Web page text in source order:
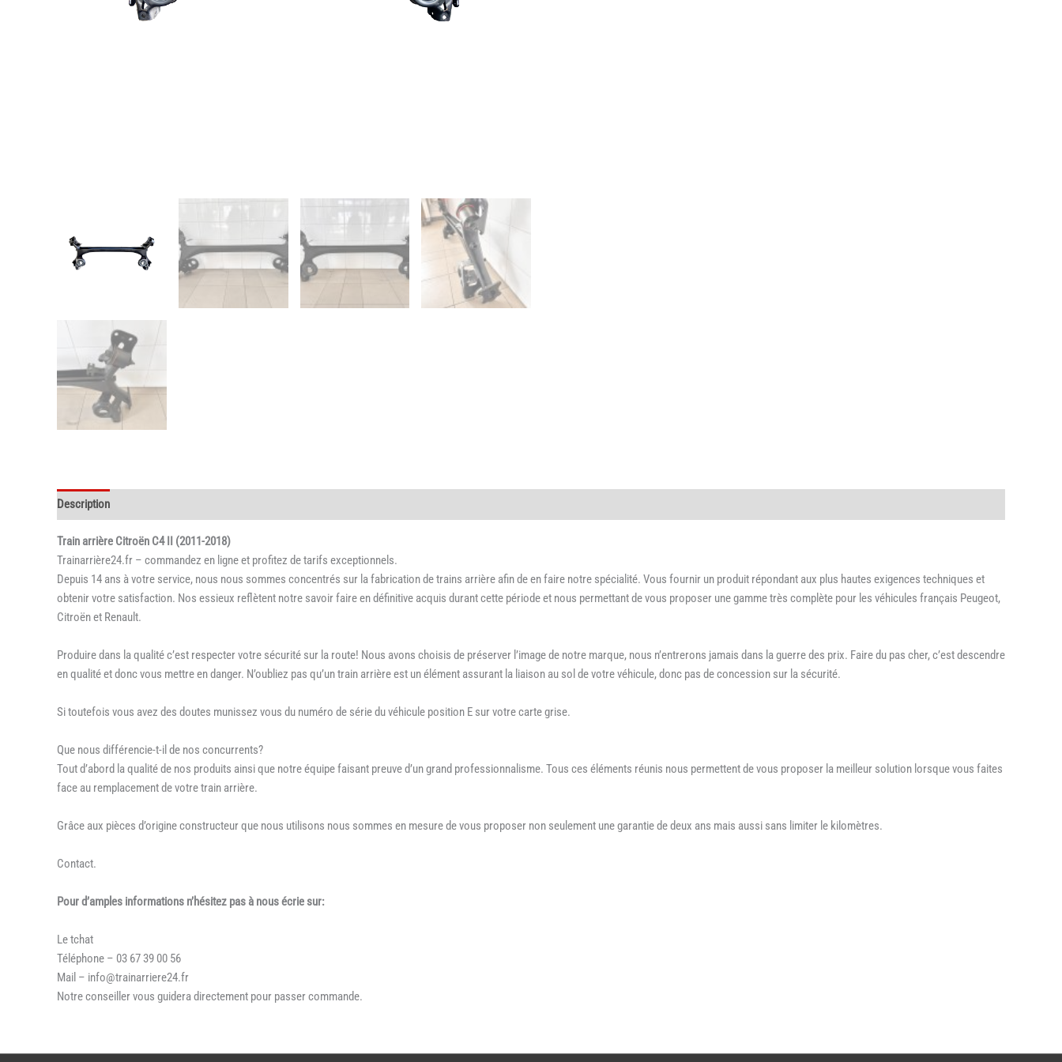
Description
Train arrière Citroën C4 II (2011-2018)
Trainarrière24.fr – commandez en ligne et profitez de tarifs exceptionnels.
Depuis 14 ans à votre service, nous nous sommes concentrés sur la fabrication de trains arrière afin de en faire notre spécialité. Vous fournir un produit répondant aux plus hautes exigences techniques et
obtenir votre satisfaction. Nos essieux reflètent notre savoir faire en définitive acquis durant cette période et nous permettant de vous proposer une gamme très complète pour les véhicules français Peugeot,
Citroën et Renault.
Produire dans la qualité c’est respecter votre sécurité sur la route! Nous avons choisis de préserver l’image de notre marque, nous n’entrerons jamais dans la guerre des prix. Faire du pas cher, c’est descendre
en qualité et donc vous mettre en danger. N’oubliez pas qu’un train arrière est un élément assurant la liaison au sol de votre véhicule, donc pas de concession sur la sécurité.
Si toutefois vous avez des doutes munissez vous du numéro de série du véhicule position E sur votre carte grise.
Que nous différencie-t-il de nos concurrents?
Tout d’abord la qualité de nos produits ainsi que notre équipe faisant preuve d’un grand professionnalisme. Tous ces éléments réunis nous permettent de vous proposer la meilleur solution lorsque vous faites
face au remplacement de votre train arrière.
Grâce aux pièces d’origine constructeur que nous utilisons nous sommes en mesure de vous proposer non seulement une garantie de deux ans mais aussi sans limiter le kilomètres.
Contact.
Pour d’amples informations n’hésitez pas à nous écrie sur:
Le tchat
Téléphone – 03 67 39 00 56
Mail – info@trainarriere24.fr
Notre conseiller vous guidera directement pour passer commande.